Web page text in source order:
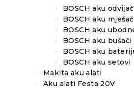
BOSCH aku
BOSCH aku
BOSCH aku
BOSCH aku
BOSCH aku
BOSCH aku setovi
Makita aku alati
Aku alati Festa 20V